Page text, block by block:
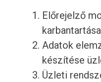
Előrejelző
karbantartása
Adatok
készítése
Üzleti